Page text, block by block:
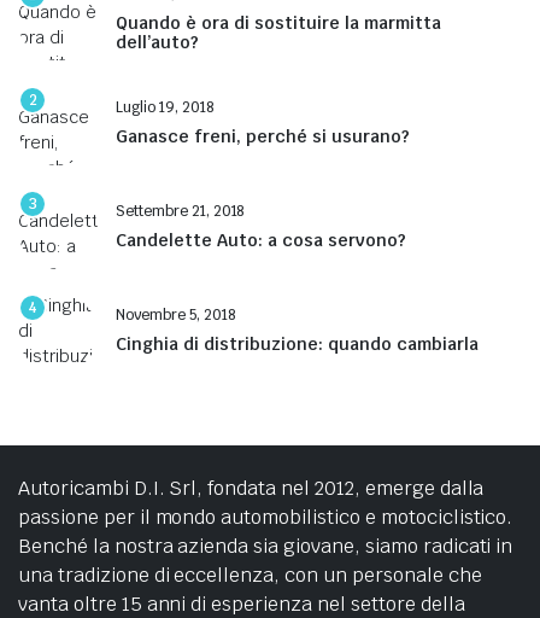
Quando è ora di sostituire la marmitta
dell’auto?
2 Luglio 19, 2018
Ganasce freni, perché si usurano?
3 Settembre 21, 2018
Candelette Auto: a cosa servono?
4 Novembre 5, 2018
Cinghia di distribuzione: quando cambiarla
Autoricambi D.I. Srl, fondata nel 2012, emerge dalla
passione per il mondo automobilistico e motociclistico.
Benché la nostra azienda sia giovane, siamo radicati in
una tradizione di eccellenza, con un personale che
vanta oltre 15 anni di esperienza nel settore della